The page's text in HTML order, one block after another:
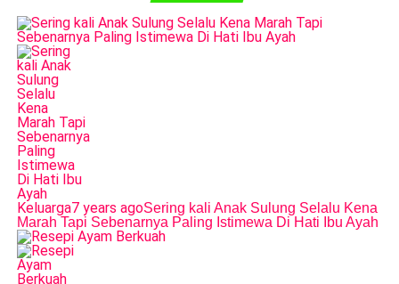
Keluarga7 years agoSering kali Anak Sulung Selalu Kena
Marah Tapi Sebenarnya Paling Istimewa Di Hati Ibu Ayah